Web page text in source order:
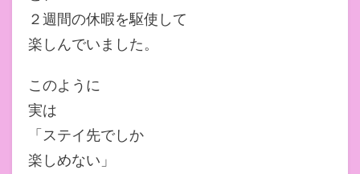
２週間の休暇を駆使して
楽しんでいました。
このように
実は
「ステイ先でしか
楽しめない」